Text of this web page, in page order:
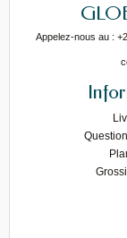
Appelez-nous au :